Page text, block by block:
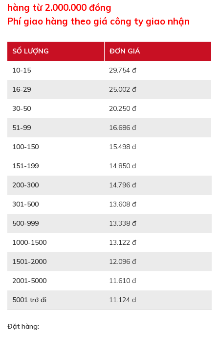
hàng từ 2.000.000 đồng
Phí giao hàng theo giá công ty giao nhận
SỐ LƯỢNG ĐƠN GIÁ
10-15 29.754 đ
16-29 25.002 đ
30-50 20.250 đ
51-99 16.686 đ
100-150 15.498 đ
151-199 14.850 đ
200-300 14.796 đ
301-500 13.608 đ
500-999 13.338 đ
1000-1500 13.122 đ
1501-2000 12.096 đ
2001-5000 11.610 đ
5001 trở đi 11.124 đ
Đặt hàng: